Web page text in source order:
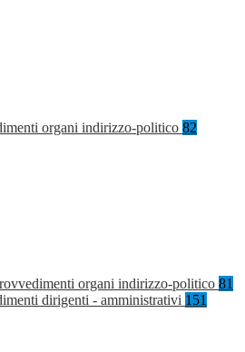
organi indirizzo-politico 82
organi indirizzo-politico 81
dirigenti - amministrativi 151